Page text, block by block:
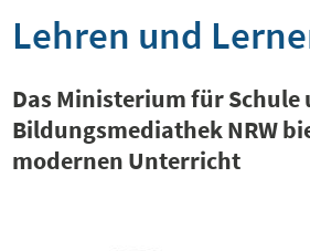
Lehren und
Das Ministerium für
Bildungsmediathek NRW
modernen Unterricht